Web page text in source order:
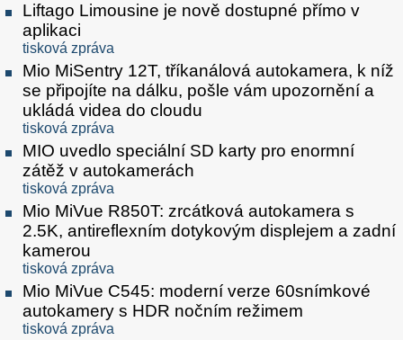
Liftago Limousine je nově dostupné přímo v
aplikaci
tisková zpráva
Mio MiSentry 12T, tříkanálová autokamera, k níž
se připojíte na dálku, pošle vám upozornění a
ukládá videa do cloudu
tisková zpráva
MIO uvedlo speciální SD karty pro enormní
zátěž v autokamerách
tisková zpráva
Mio MiVue R850T: zrcátková autokamera s
2.5K, antireflexním dotykovým displejem a zadní
kamerou
tisková zpráva
Mio MiVue C545: moderní verze 60snímkové
autokamery s HDR nočním režimem
tisková zpráva